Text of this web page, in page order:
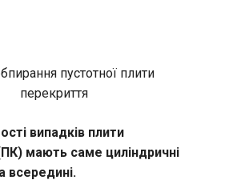
пустотної плити
перекриття
випадків плити
мають саме циліндричні
всередині.